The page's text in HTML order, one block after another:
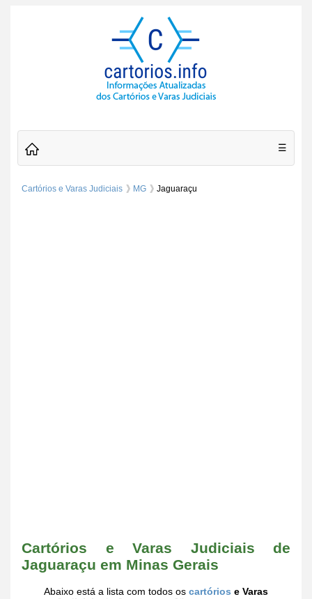
☰
Cartórios e Varas Judiciais MG Jaguaraçu
Cartórios e Varas Judiciais de
Jaguaraçu em Minas Gerais
Abaixo está a lista com todos os cartórios e Varas